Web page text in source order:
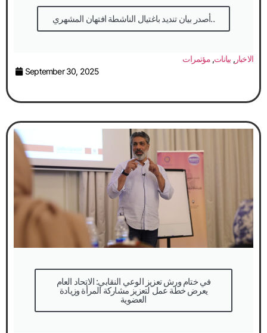
أصدر بيان تنديد باغتيال الناشطة افتهان المشهري..
الاخبار, بيانات,مؤتمرات
September 30, 2025
في ختام ورش تعزيز الوعي النقابي: الاتحاد العام
يعرض خطة عمل لتعزيز مشاركة المرأة وزيادة
العضوية